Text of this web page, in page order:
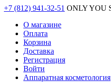
+7 (812) 941-32-51 ONLY YOU
О магазине
Оплата
Корзина
Доставка
Регистрация
Войти
Аппаратная косметология